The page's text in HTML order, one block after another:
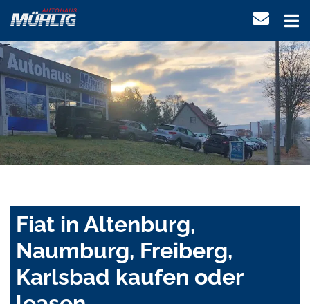
Fiat in Altenburg,
Naumburg, Freiberg,
Karlsbad kaufen oder